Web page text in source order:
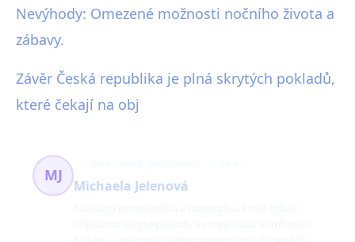
Nevýhody: Omezené možnosti nočního života a
zábavy.
Závěr Česká republika je plná skrytých pokladů,
které čekají na obj
MJ
Michaela Jelenová